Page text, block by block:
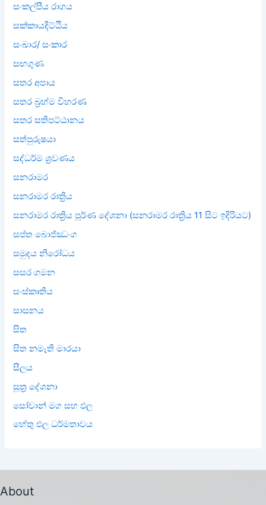
සංකල්පීය රාගය
සක්කායදිට්ඨිය
සංඛාර/ සංකාර
සඟගුණ
සතර අපාය
සතර බ්‍රහ්ම විහරණ
සතර සතිපට්ඨානය
සත්පුරුෂයා
සද්ධර්ම ශ්‍රවණය
සනරාමර
සනරාමර රාත්‍රිය
සනරාමර රාත්‍රිය පූර්ණ දේශනා (සනරාමර රාත්‍රිය 11 සිට ඉදිරියට)
සප්ත බොජ්ඣංග
සමුදය නිරෝධය
සසර ගමන
සංස්කෘතිය
සාසනය
සිත
සිත නමැති මාරයා
සීලය
සූත්‍ර දේශනා
සෝවාන් මග සහ ඵල
හේතු ඵල ධර්මතාවය
About